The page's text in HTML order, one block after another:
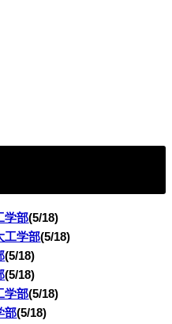
学部(5/18)
工学部(5/18)
(5/18)
(5/18)
学部(5/18)
部(5/18)